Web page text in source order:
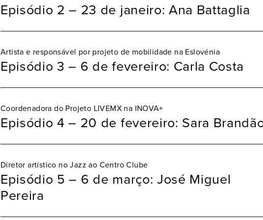
Episódio 2 – 23 de janeiro: Ana Battaglia
Artista e responsável por projeto de mobilidade na Eslovénia
Episódio 3 – 6 de fevereiro: Carla Costa
Coordenadora do Projeto LIVEMX na INOVA+
Episódio 4 – 20 de fevereiro: Sara
Diretor artístico no Jazz ao Centro Clube
Episódio 5 – 6 de março: José Miguel
Pereira